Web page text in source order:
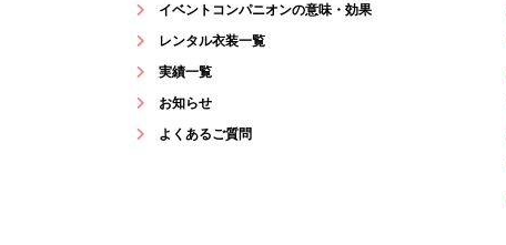
イベントコンパニオンの意味・効果
レンタル衣装一覧
実績一覧
お知らせ
よくあるご質問